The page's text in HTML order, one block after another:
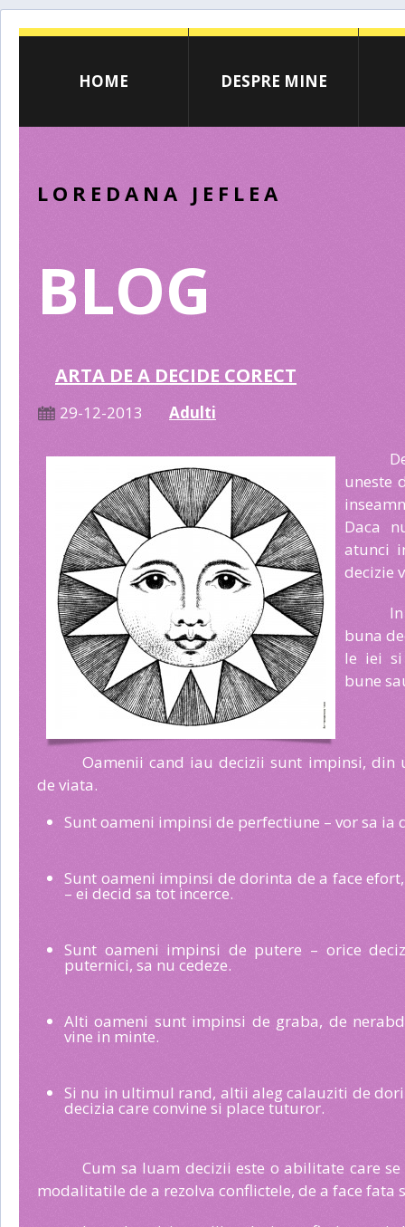
HOME DESPRE MINE
LOREDANA JEFLEA
BLOG
ARTA DE A DECIDE CORECT
29-12-2013 Adulti
uneste
Daca
atunci
decizie
buna
le iei
bune
Oamenii cand iau decizii sunt impinsi, din
de viata.
Sunt oameni impinsi de perfectiune – vor sa ia
Sunt oameni impinsi de dorinta de a face
– ei decid sa tot incerce.
Sunt oameni impinsi de putere – orice
puternici, sa nu cedeze.
Alti oameni sunt impinsi de graba, de
vine in minte.
Si nu in ultimul rand, altii aleg calauziti de
decizia care convine si place tuturor.
Cum sa luam decizii este o abilitate care
modalitatile de a rezolva conflictele, de a face fata